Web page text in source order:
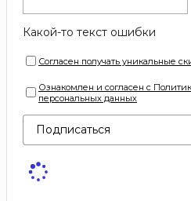
Какой-то текст ошибки
Согласен получать уникальные
Ознакомлен и согласен с
персональных данных
Подписаться